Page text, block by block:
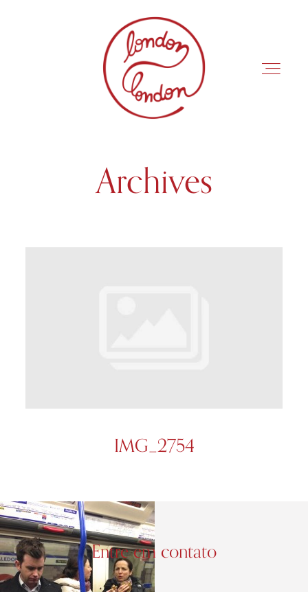
INÍCIO
Archives
IMG_2754
Entre em contato